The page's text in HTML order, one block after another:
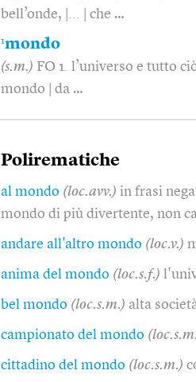
bell’onde, |... | che …
1mondo
(s.m.) FO 1. l’universo e tutto
mondo | da …
Polirematiche
al mondo (loc.avv.) in frasi
mondo di più divertente, non
andare all'altro mondo (loc.v.)
anima del mondo (loc.s.f.)
bel mondo (loc.s.m.) alta
campionato del mondo
cittadino del mondo (loc.s.m.)